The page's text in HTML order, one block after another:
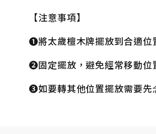
【注意事項】
❶將太歲檀木牌擺放到合適位
❷固定擺放，避免經常移動位
❸如要轉其他位置擺放需要先